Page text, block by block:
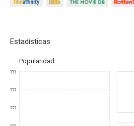
Estadísticas
Popularidad
???
???
???